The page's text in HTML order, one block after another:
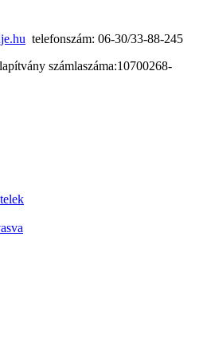
telefonszám: 06-30/33-88-245
számlaszáma:10700268-